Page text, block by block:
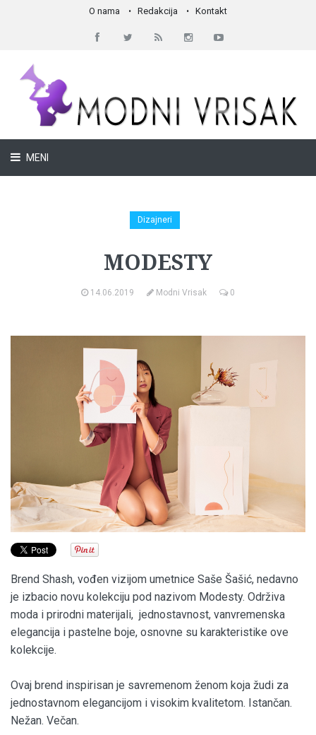
O nama Redakcija Kontakt
MENI
Dizajneri
MODESTY
14.06.2019 Modni Vrisak 0
Brend Shash, vođen vizijom umetnice Saše Šašić, nedavno
je izbacio novu kolekciju pod nazivom Modesty. Održiva
moda i prirodni materijali, jednostavnost, vanvremenska
elegancija i pastelne boje, osnovne su karakteristike ove
kolekcije.
Ovaj brend inspirisan je savremenom ženom koja žudi za
jednostavnom elegancijom i visokim kvalitetom. Istančan.
Nežan. Večan.